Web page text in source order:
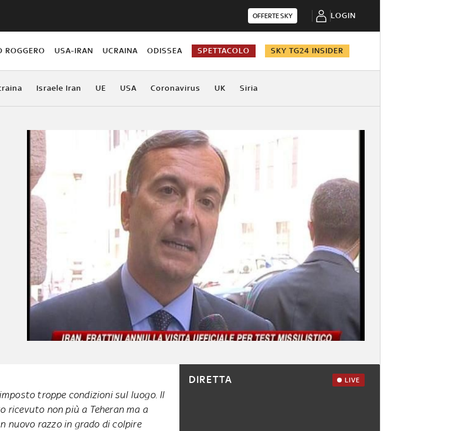
OFFERTE SKY LOGIN
ROGGERO USA-IRAN UCRAINA ODISSEA SPETTACOLO SKY TG24 INSIDER
Israele Iran UE USA Coronavirus UK Siria
troppe condizioni sul luogo. Il
ricevuto non più a Teheran ma a
nuovo razzo in grado di colpire
DIRETTA LIVE